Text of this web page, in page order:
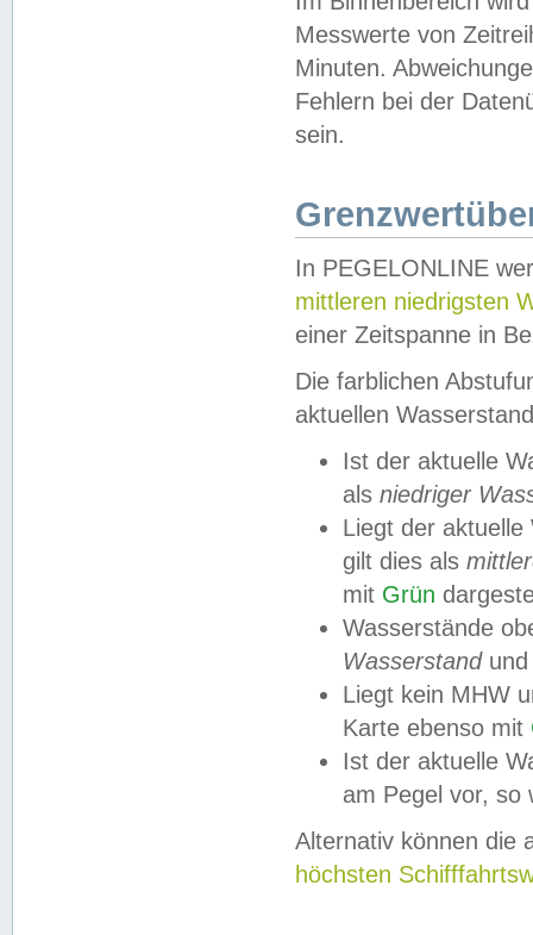
Messwerte von
Minuten.
Fehlern bei der
sein.
In PEGELONLINE
mittleren niedrigsten
einer Zeitspanne in
Die farblichen
aktuellen
Ist der aktuelle
als niedriger
Liegt der
gilt dies als
mit Grün
Wasserstände
Wasserstandund
Liegt kein MHW
Karte ebenso mit
Ist der aktuelle
am Pegel vor,
Alternativ können die
höchsten